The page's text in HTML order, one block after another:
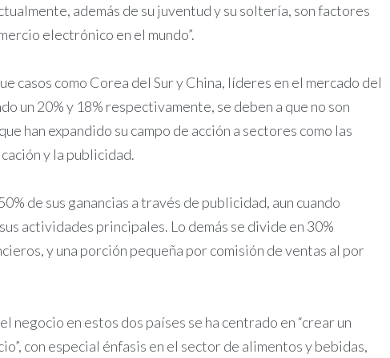
además de su juventud y su soltería, son factores
electrónico en el mundo”.
casos como Corea del Sur y China, líderes en el mercado del
un 20% y 18% respectivamente, se deben a que no son
han expandido su campo de acción a sectores como las
y la publicidad.
de sus ganancias a través de publicidad, aun cuando
actividades principales. Lo demás se divide en 30%
y una porción pequeña por comisión de ventas al por
negocio en estos dos países se ha centrado en “crear un
con especial énfasis en el sector de alimentos y bebidas,